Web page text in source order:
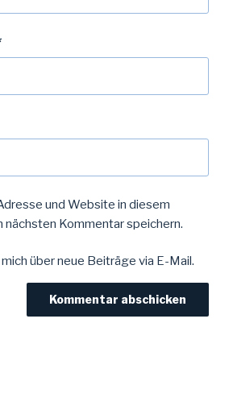
und Website in diesem
nächsten Kommentar speichern.
über neue Beiträge via E-Mail.